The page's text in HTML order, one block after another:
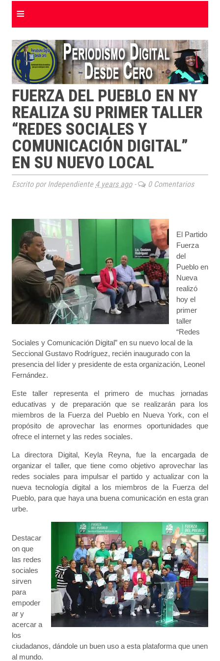
≡
FUERZA DEL PUEBLO EN NY
REALIZA SU PRIMER TALLER
“REDES SOCIALES Y
COMUNICACIÓN DIGITAL”
EN SU NUEVO LOCAL
Escrito por Independiente 4 years ago- 0 Comentarios
El Partido
Fuerza
del
Pueblo en
Nueva
realizó
hoy el
primer
taller
“Redes
Sociales y Comunicación Digital” en su nuevo local de la
Seccional Gustavo Rodríguez, recién inaugurado con la
presencia del líder y presidente de esta organización, Leonel
Fernández.
Este taller representa el primero de muchas jornadas
educativas y de preparación que se realizarán para los
miembros de la Fuerza del Pueblo en Nueva York, con el
propósito de aprovechar las enormes oportunidades que
ofrece el internet y las redes sociales.
La directora Digital, Keyla Reyna, fue la encargada de
organizar el taller, que tiene como objetivo aprovechar las
redes sociales para impulsar el partido y actualizar con la
nueva tecnología digital a los miembros de la Fuerza del
Pueblo, para que haya una buena comunicación en esta gran
urbe.
Destacar
on que
las redes
sociales
sirven
para
empoder
ar y
acercar a
los
ciudadanos, dándole un buen uso a esta plataforma que unen
al mundo.